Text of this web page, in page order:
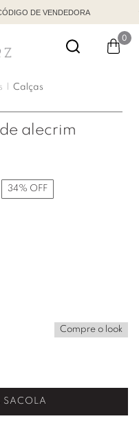
DE VENDEDORA
0
Calças
alecrim
34% OFF
Compre o look
SACOLA